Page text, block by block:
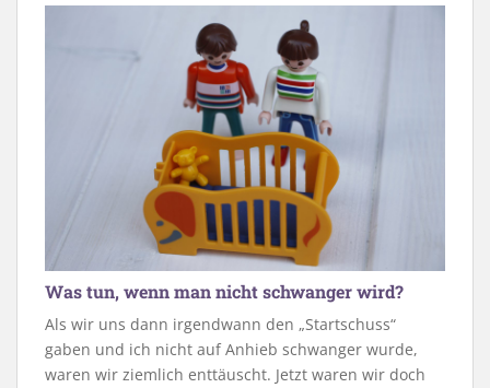
Was tun, wenn man nicht schwanger wird?
Als wir uns dann irgendwann den „Startschuss“
gaben und ich nicht auf Anhieb schwanger wurde,
waren wir ziemlich enttäuscht. Jetzt waren wir doch